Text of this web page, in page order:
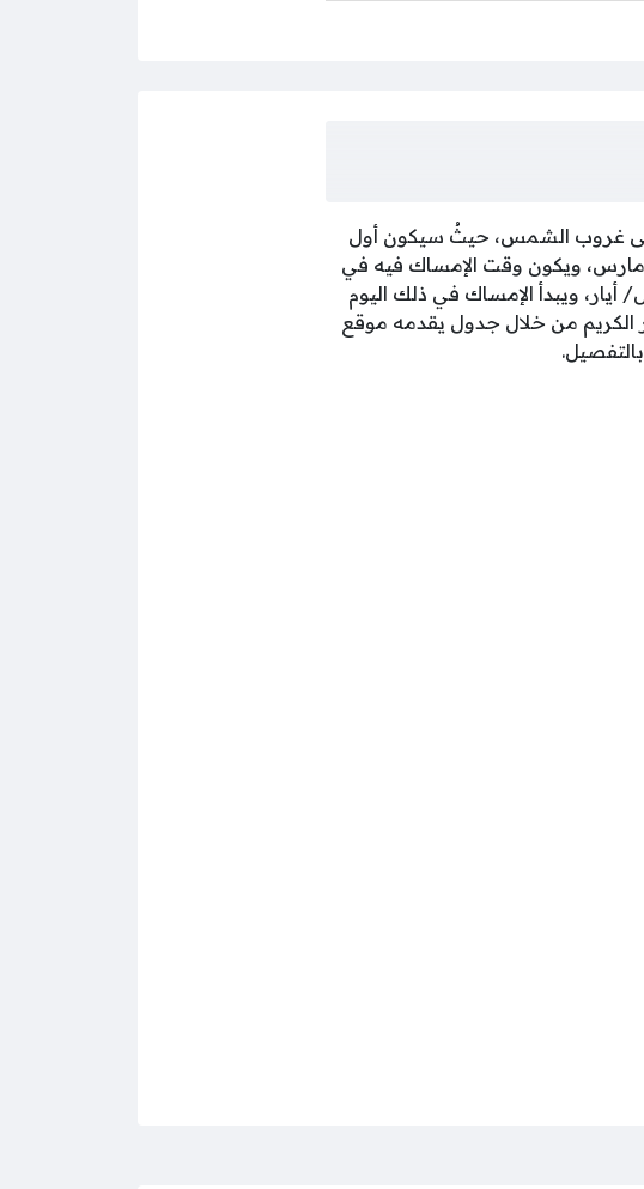
إلى غروب الشمس، حيثُ سيكون أول
ويكون وقت الإمساك فيه في
أيار، ويبدأ الإمساك في ذلك اليوم
الشهر الكريم من خلال جدول يقدمه موقع